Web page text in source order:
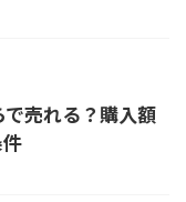
売れる？購入額